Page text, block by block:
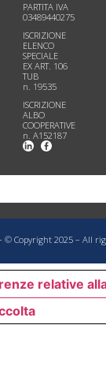
PARTITA IVA
03489440275
ISCRIZIONE
ELENCO
SPECIALE
EX ART. 106
TUB
n. 19535
ISCRIZIONE
ALBO
COOPERATIVE
n. A152187
© Copyright 2025 – All
relative